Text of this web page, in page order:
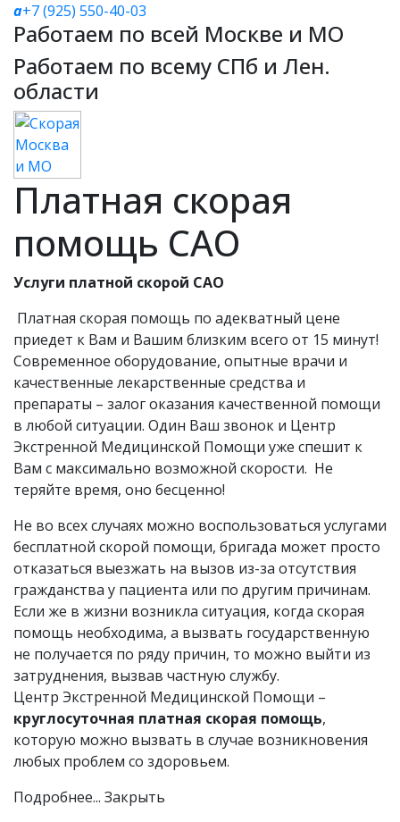
a+7 (925) 550-40-03
Работаем по всей Москве и МО
Работаем по всему СПб и Лен.
области
Платная скорая
помощь САО
Услуги платной скорой САО
Платная скорая помощь по адекватный цене
приедет к Вам и Вашим близким всего от 15 минут!
Современное оборудование, опытные врачи и
качественные лекарственные средства и
препараты – залог оказания качественной помощи
в любой ситуации. Один Ваш звонок и Центр
Экстренной Медицинской Помощи уже спешит к
Вам с максимально возможной скорости. Не
теряйте время, оно бесценно!
Не во всех случаях можно воспользоваться услугами
бесплатной скорой помощи, бригада может просто
отказаться выезжать на вызов из-за отсутствия
гражданства у пациента или по другим причинам.
Если же в жизни возникла ситуация, когда скорая
помощь необходима, а вызвать государственную
не получается по ряду причин, то можно выйти из
затруднения, вызвав частную службу.
Центр Экстренной Медицинской Помощи –
круглосуточная платная скорая помощь,
которую можно вызвать в случае возникновения
любых проблем со здоровьем.
Подробнее... Закрыть